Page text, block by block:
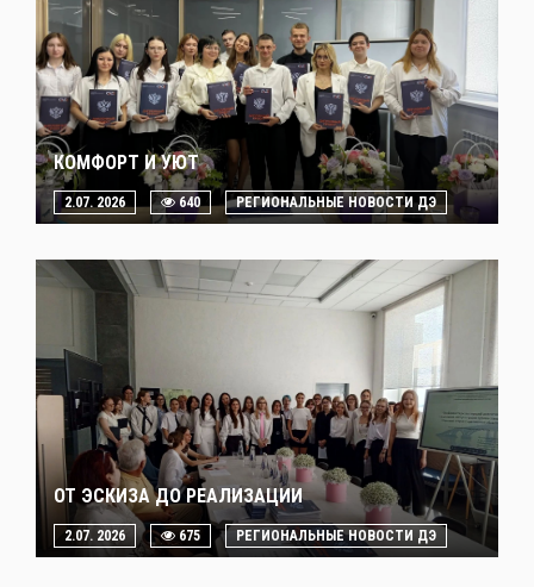
КОМФОРТ И УЮТ
2.07. 2026 640 РЕГИОНАЛЬНЫЕ НОВОСТИ ДЭ
ОТ ЭСКИЗА ДО РЕАЛИЗАЦИИ
2.07. 2026 675 РЕГИОНАЛЬНЫЕ НОВОСТИ ДЭ